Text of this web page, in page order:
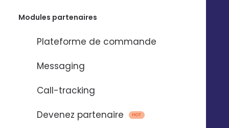
Modules partenaires
Plateforme de commande
Messaging
Call-tracking
Devenez partenaire
HOT